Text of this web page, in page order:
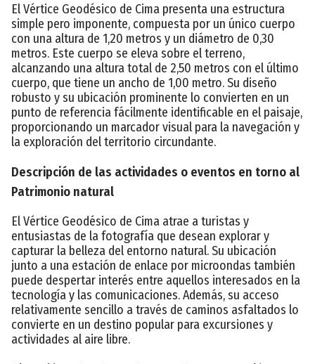
El Vértice Geodésico de Cima presenta una estructura
simple pero imponente, compuesta por un único cuerpo
con una altura de 1,20 metros y un diámetro de 0,30
metros. Este cuerpo se eleva sobre el terreno,
alcanzando una altura total de 2,50 metros con el último
cuerpo, que tiene un ancho de 1,00 metro. Su diseño
robusto y su ubicación prominente lo convierten en un
punto de referencia fácilmente identificable en el paisaje,
proporcionando un marcador visual para la navegación y
la exploración del territorio circundante.
Descripción de las actividades o eventos en torno al
Patrimonio natural
El Vértice Geodésico de Cima atrae a turistas y
entusiastas de la fotografía que desean explorar y
capturar la belleza del entorno natural. Su ubicación
junto a una estación de enlace por microondas también
puede despertar interés entre aquellos interesados en la
tecnología y las comunicaciones. Además, su acceso
relativamente sencillo a través de caminos asfaltados lo
convierte en un destino popular para excursiones y
actividades al aire libre.